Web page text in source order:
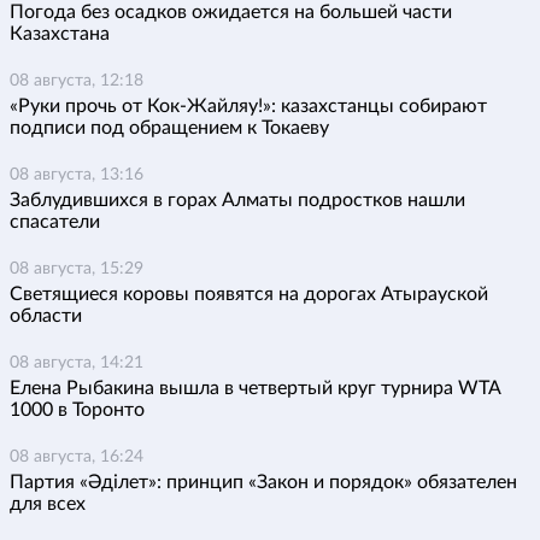
Погода без осадков ожидается на большей части
Казахстана
08 августа, 12:18
«Руки прочь от Кок-Жайляу!»: казахстанцы собирают
подписи под обращением к Токаеву
08 августа, 13:16
Заблудившихся в горах Алматы подростков нашли
спасатели
08 августа, 15:29
Светящиеся коровы появятся на дорогах Атырауской
области
08 августа, 14:21
Елена Рыбакина вышла в четвертый круг турнира WTA
1000 в Торонто
08 августа, 16:24
Партия «Әділет»: принцип «Закон и порядок» обязателен
для всех